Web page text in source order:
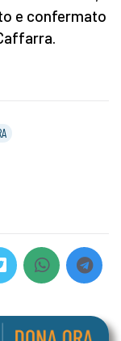
e confermato